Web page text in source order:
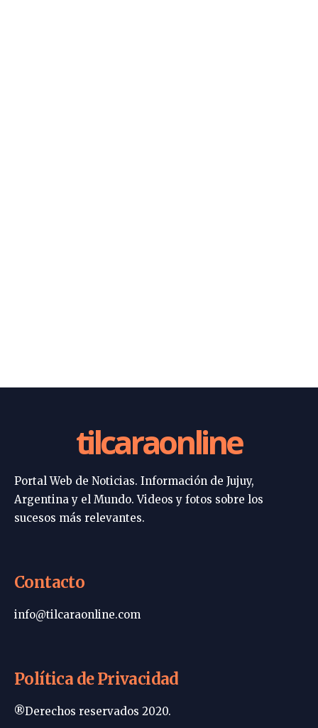
tilcaraonline
Portal Web de Noticias. Información de Jujuy,
Argentina y el Mundo. Videos y fotos sobre los
sucesos más relevantes.
Contacto
info@tilcaraonline.com
Política de Privacidad
®Derechos reservados 2020.